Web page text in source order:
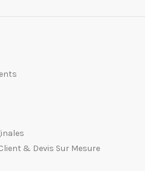
& Devis Sur Mesure